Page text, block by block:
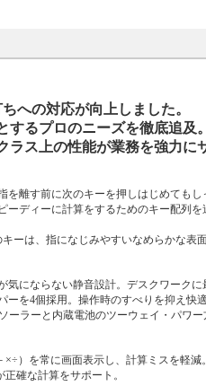
への対応が向上しました。
るプロのニーズを徹底追及。
ス上の性能が業務を強力に
離す前に次のキーを押しはじめてもし
ディーに計算をするためのキー配列
ーは、指になじみやすいなめらかな表
にならない静音設計。デスクワークに
を4個採用。操作時のすべりを抑え快
ラーと内蔵電池のツーウェイ・パワ
）を常に画面表示し、計算ミスを軽減。
確な計算をサポート。